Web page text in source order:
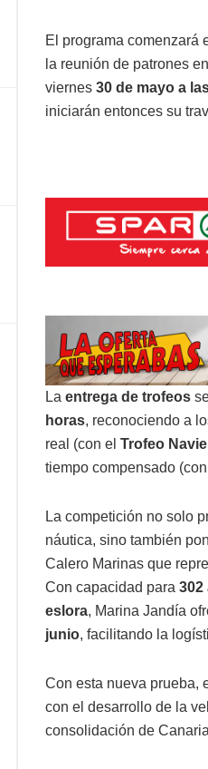
El programa comenzará
la reunión de patrones
viernes 30 de mayo a
iniciarán entonces su
La entrega de trofeos
horas, reconociendo a
real (con el Trofeo
tiempo compensado (con
La competición no solo
náutica, sino también
Calero Marinas que
Con capacidad para 302
eslora, Marina Jandía
junio, facilitando la
Con esta nueva prueba,
con el desarrollo de la
consolidación de